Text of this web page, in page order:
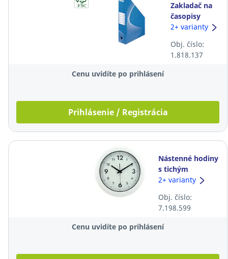
Zakladač na
časopisy
Esselte,
8 cm, modrý
2+ varianty
Obj. číslo:
1.818.137
Cenu uvidíte po prihlásení
Prihlásenie / Registrácia
Nástenné hodiny
s tichým
chodom, priemer
2+ varianty
Obj. číslo:
7.198.599
Cenu uvidíte po prihlásení